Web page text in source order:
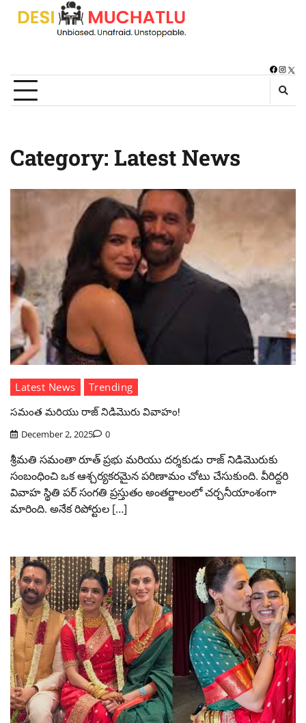
Skip
X
Category: Latest News
Latest News
Trending
సమంత మరియు రాజ్ నిడిమొరు వివాహం!
December 2, 2025 0
శ్రీమతి సమంతా రూత్ ప్రభు మరియు దర్శకుడు రాజ్ నిడిమొరుకు
సంబంధించి ఒక ఆశ్చర్యకరమైన పరిణామం చోటు చేసుకుంది. వీరిద్దరి
వివాహ స్థితి పర్‌ సంగతి ప్రస్తుతం అంతర్జాలంలో చర్చనీయాంశంగా
మారింది. అనేక రిపోర్టుల […]